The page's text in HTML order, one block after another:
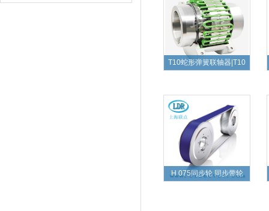
T10蛇形弹簧联轴器|T10
H 075同步轮 同步带轮